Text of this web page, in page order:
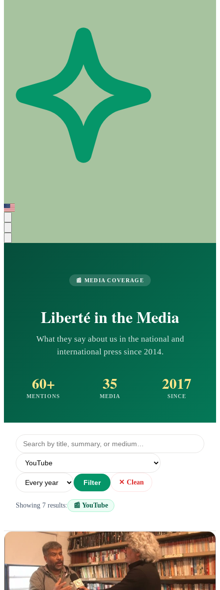
📰 MEDIA COVERAGE
Liberté in the Media
What they say about us in the national and
international press since 2014.
60+
MENTIONS
35
MEDIA
2017
SINCE
Filter ✕ Clean
Showing 7 results: 📰 YouTube